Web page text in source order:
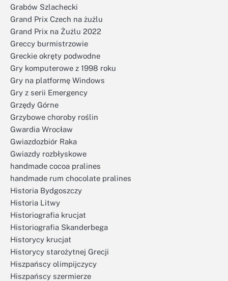
Grabów Szlachecki
Grand Prix Czech na żużlu
Grand Prix na Żużlu 2022
Greccy burmistrzowie
Greckie okręty podwodne
Gry komputerowe z 1998 roku
Gry na platformę Windows
Gry z serii Emergency
Grzędy Górne
Grzybowe choroby roślin
Gwardia Wrocław
Gwiazdozbiór Raka
Gwiazdy rozbłyskowe
handmade cocoa pralines
handmade rum chocolate pralines
Historia Bydgoszczy
Historia Litwy
Historiografia krucjat
Historiografia Skanderbega
Historycy krucjat
Historycy starożytnej Grecji
Hiszpańscy olimpijczycy
Hiszpańscy szermierze